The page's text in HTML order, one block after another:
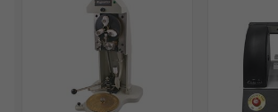
f.eks. Pepe fra Presidium. Ta tak i
tvil, vi har 30 års erfaring med å
hjelper gjerne.